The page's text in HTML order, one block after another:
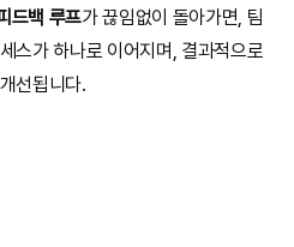
드백 루프가 끊임없이 돌아가면, 팀
스가 하나로 이어지며, 결과적으로
선됩니다.